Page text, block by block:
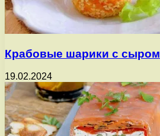
Крабовые шарики с сыром
19.02.2024